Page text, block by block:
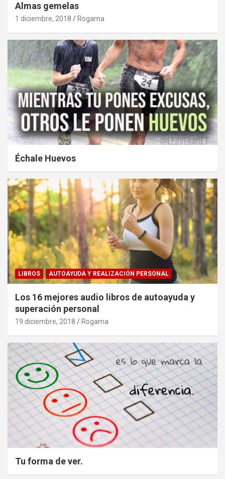
Almas gemelas
1 diciembre, 2018 Rogama
Échale Huevos
LIBROS AUTOAYUDA Y REALIZACIÓN PERSONAL
Los 16 mejores audio libros de autoayuda y
superación personal
19 diciembre, 2018 Rogama
Tu forma de ver.